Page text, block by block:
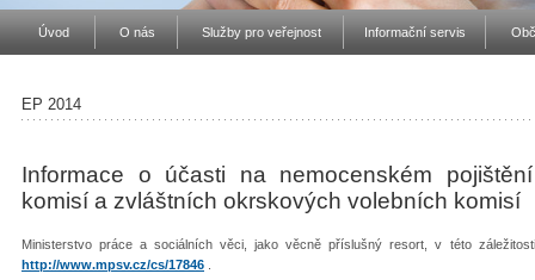
Úvod O nás Služby pro veřejnost Informační servis
EP 2014
Informace o účasti na nemocenském
komisí a zvláštních okrskových volebních komisí
Ministerstvo práce a sociálních věci, jako věcně příslušný resort, v této
http://www.mpsv.cz/cs/17846